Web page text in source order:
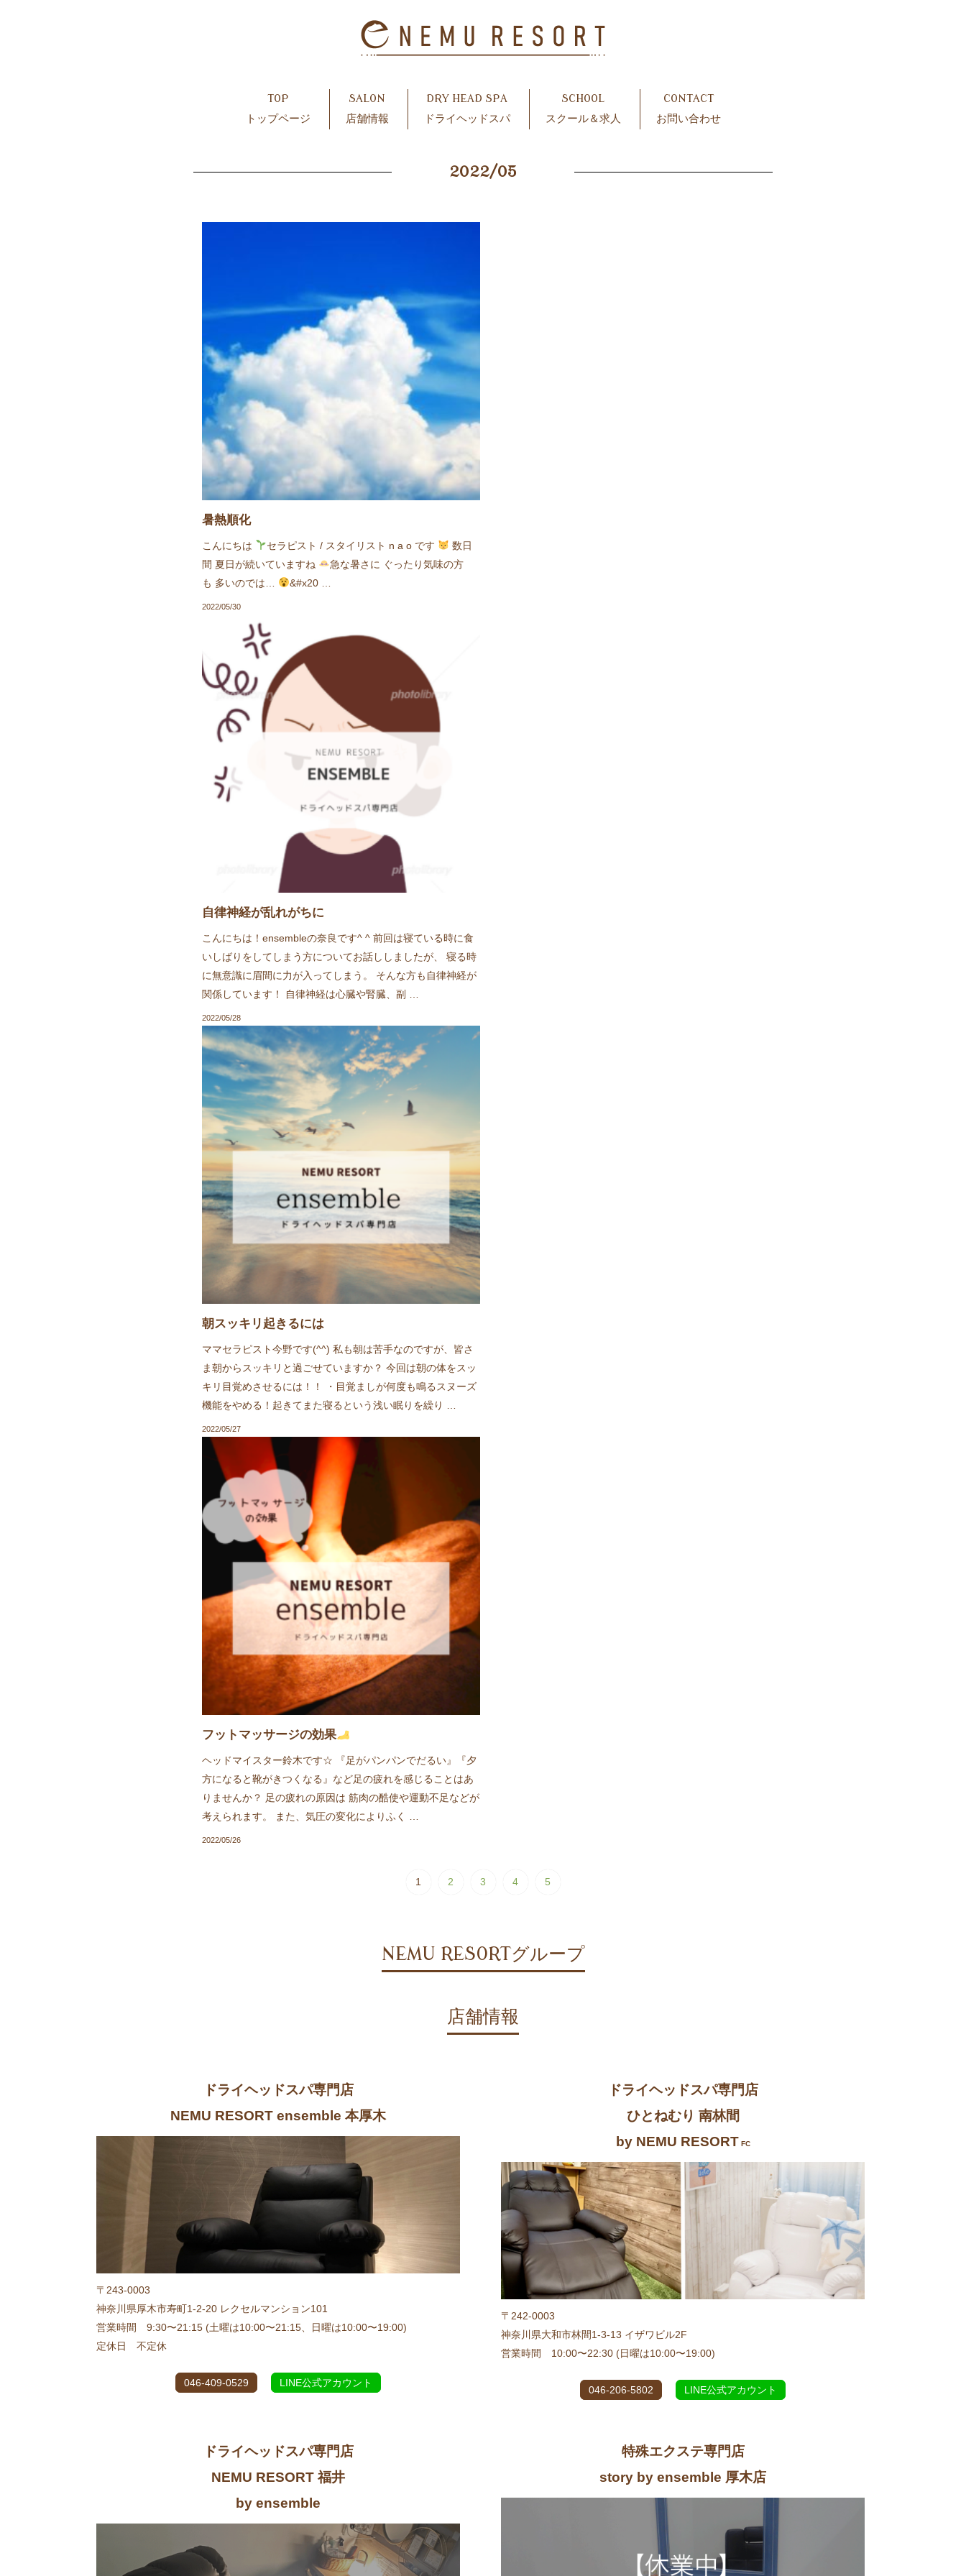
TOP
トップページ
SALON
店舗情報
DRY HEAD SPA
ドライヘッドスパ
SCHOOL
スクール＆求人
CONTACT
お問い合わせ
2022/05
暑熱順化
こんにちは セラピスト / スタイリスト n a o です
数日
間 夏日が続いていますね
急な暑さに ぐったり気味の方
も 多いのでは…
&#x20 …
2022/05/30
自律神経が乱れがちに
こんにちは！ensembleの奈良です^ ^ 前回は寝ている時に食
いしばりをしてしまう方についてお話ししましたが、 寝る時
に無意識に眉間に力が入ってしまう。 そんな方も自律神経が
関係しています！ 自律神経は心臓や腎臓、副 …
2022/05/28
朝スッキリ起きるには
ママセラピスト今野です(^^) 私も朝は苦手なのですが、皆さ
ま朝からスッキリと過ごせていますか？ 今回は朝の体をスッ
キリ目覚めさせるには！！ ・目覚ましが何度も鳴るスヌーズ
機能をやめる！起きてまた寝るという浅い眠りを繰り …
2022/05/27
フットマッサージの効果
ヘッドマイスター鈴木です☆ 『足がパンパンでだるい』『夕
方になると靴がきつくなる』など足の疲れを感じることはあ
りませんか？ 足の疲れの原因は 筋肉の酷使や運動不足などが
考えられます。 また、気圧の変化によりふく …
2022/05/26
1 2 3 4 5
NEMU RESORTグループ
店舗情報
ドライヘッドスパ専門店
NEMU RESORT ensemble 本厚木
〒243-0003
神奈川県厚木市寿町1-2-20 レクセルマンション101
営業時間 9:30〜21:15 (土曜は10:00〜21:15、日曜は10:00〜19:00)
定休日 不定休
046-409-0529 LINE公式アカウント
ドライヘッドスパ専門店
ひとねむり 南林間
by NEMU RESORT FC
〒242-0003
神奈川県大和市林間1-3-13 イザワビル2F
営業時間 10:00〜22:30 (日曜は10:00〜19:00)
046-206-5802 LINE公式アカウント
ドライヘッドスパ専門店
NEMU RESORT 福井
by ensemble
特殊エクステ専門店
story by ensemble 厚木店